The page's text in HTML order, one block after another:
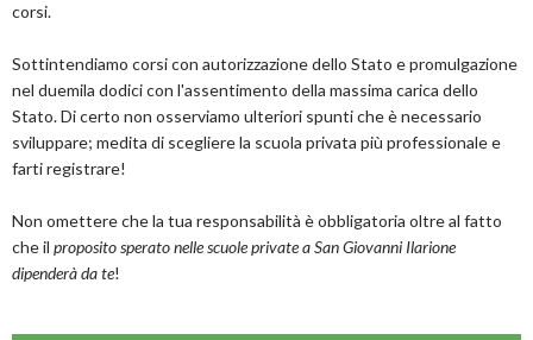
corsi.
Sottintendiamo corsi con autorizzazione dello Stato e promulgazione
nel duemila dodici con l'assentimento della massima carica dello
Stato. Di certo non osserviamo ulteriori spunti che è necessario
sviluppare; medita di scegliere la scuola privata più professionale e
farti registrare!
Non omettere che la tua responsabilità è obbligatoria oltre al fatto
che il proposito sperato nelle scuole private a San Giovanni Ilarione
dipenderà da te!